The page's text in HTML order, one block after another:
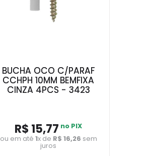
BUCHA OCO C/PARAF
CCHPH 10MM BEMFIXA
CINZA 4PCS - 3423
R$ 15,77 no PIX
ou em até 1x de R$ 16,26 sem
juros